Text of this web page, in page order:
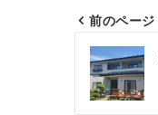
投
稿
前のページ